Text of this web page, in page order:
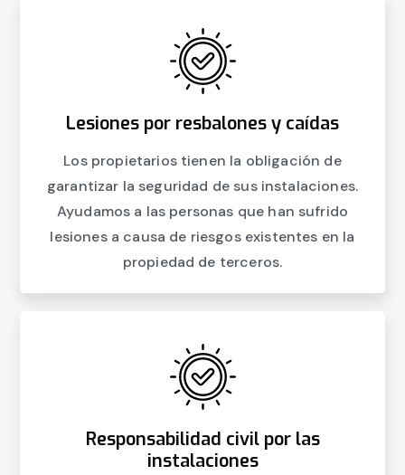
Lesiones por resbalones y caídas
Los propietarios tienen la obligación de
garantizar la seguridad de sus instalaciones.
Ayudamos a las personas que han sufrido
lesiones a causa de riesgos existentes en la
propiedad de terceros.
Responsabilidad civil por las
instalaciones